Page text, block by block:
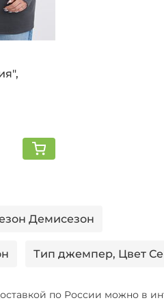
Демисезон
Тип джемпер, Цвет
Размер 48
по России можно в